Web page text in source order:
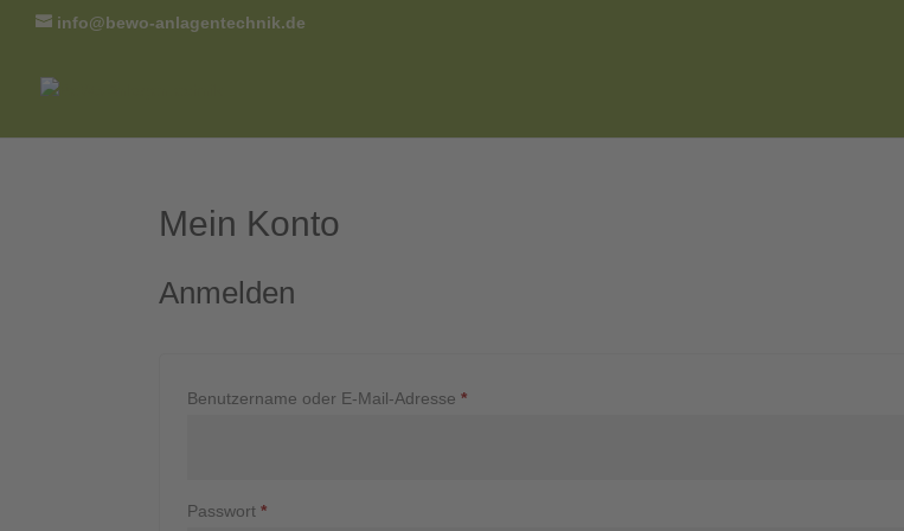
info@bewo-anlagentechnik.de
Mein Konto
Anmelden
Benutzername oder E-Mail-Adresse*Erforderlich
Passwort*Erforderlich